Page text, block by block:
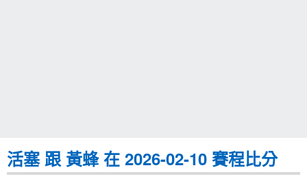
活塞 跟 黃蜂 在 2026-02-10 賽程比分